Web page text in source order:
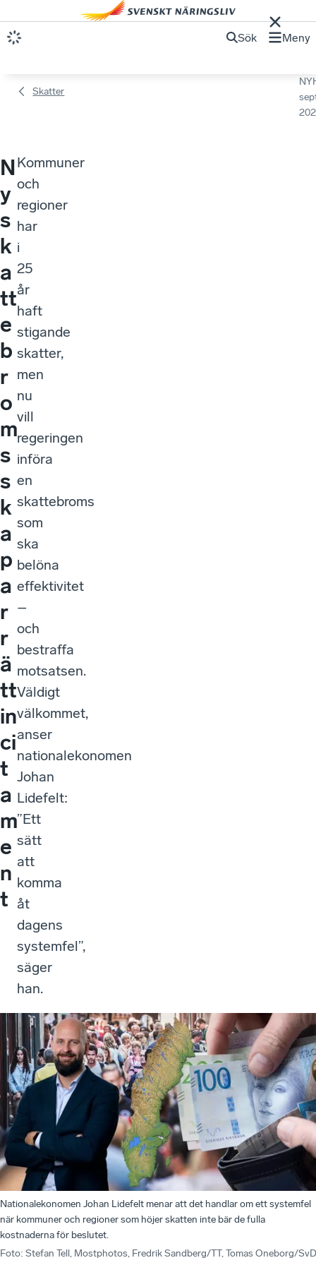
Sök Meny
Skatter
N
y
s
k
a
tt
e
b
r
o
m
s
s
k
a
p
a
r
r
ä
tt
in
ci
t
a
m
e
n
t
Kommuner
och
regioner
har
i
25
år
haft
stigande
skatter,
men
nu
vill
regeringen
införa
en
skattebroms
som
ska
belöna
effektivitet
–
och
bestraffa
motsatsen.
Väldigt
välkommet,
anser
nationalekonomen
Johan
Lidefelt:
”Ett
sätt
att
komma
åt
dagens
systemfel”,
säger
han.
Nationalekonomen Johan Lidefelt menar att det handlar om ett systemfel
när kommuner och regioner som höjer skatten inte bär de fulla
kostnaderna för beslutet.
Foto: Stefan Tell, Mostphotos, Fredrik Sandberg/TT, Tomas Oneborg/